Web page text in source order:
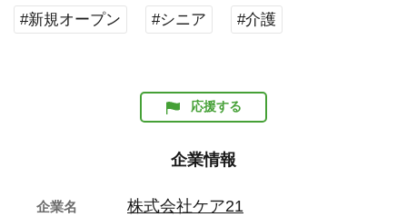
#新規オープン #シニア #介護
応援する
企業情報
企業名 株式会社ケア21